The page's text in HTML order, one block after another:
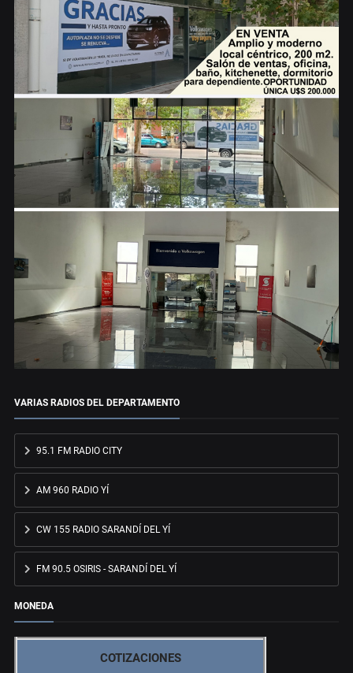
VARIAS RADIOS DEL DEPARTAMENTO
95.1 FM RADIO CITY
AM 960 RADIO YÍ
CW 155 RADIO SARANDÍ DEL YÍ
FM 90.5 OSIRIS - SARANDÍ DEL YÍ
MONEDA
COTIZACIONES